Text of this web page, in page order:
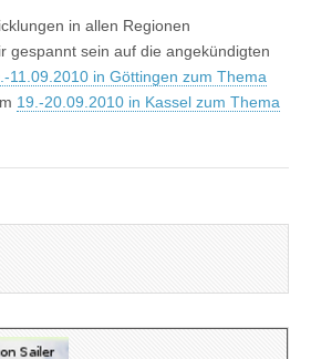
in allen Regionen
gespannt sein auf die angekündigten
11.09.2010 in Göttingen zum Thema
19.-20.09.2010 in Kassel zum Thema